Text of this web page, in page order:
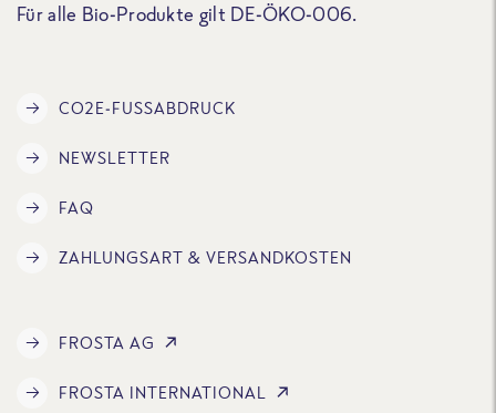
Für alle Bio-Produkte gilt DE-ÖKO-006.
CO2E-FUSSABDRUCK
NEWSLETTER
FAQ
ZAHLUNGSART & VERSANDKOSTEN
FROSTA AG
FROSTA INTERNATIONAL